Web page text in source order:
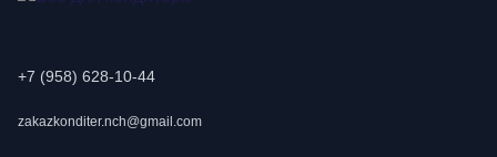
+7 (958) 628-10-44
zakazkonditer.nch@gmail.com